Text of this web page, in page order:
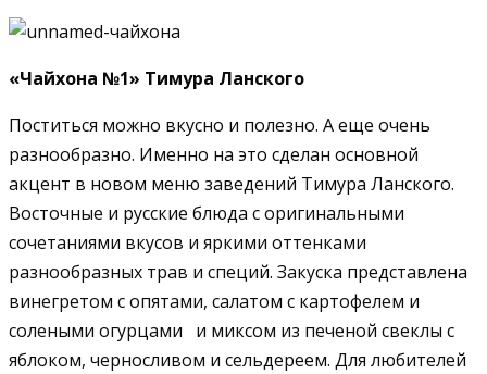
«Чайхона №1» Тимура Ланского
Поститься можно вкусно и полезно. А еще очень
разнообразно. Именно на это сделан основной
акцент в новом меню заведений Тимура Ланского.
Восточные и русские блюда с оригинальными
сочетаниями вкусов и яркими оттенками
разнообразных трав и специй. Закуска представлена
винегретом с опятами, салатом с картофелем и
солеными огурцами и миксом из печеной свеклы с
яблоком, черносливом и сельдереем. Для любителей